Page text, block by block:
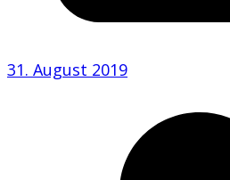
31. August 2019